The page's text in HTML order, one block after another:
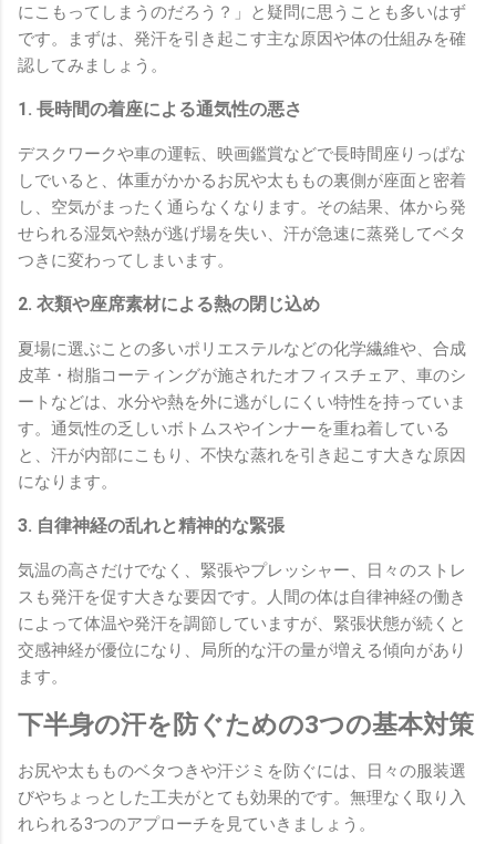
にこもってしまうのだろう？」と疑問に思うことも多いはず
です。まずは、発汗を引き起こす主な原因や体の仕組みを確
認してみましょう。
1. 長時間の着座による通気性の悪さ
デスクワークや車の運転、映画鑑賞などで長時間座りっぱな
しでいると、体重がかかるお尻や太ももの裏側が座面と密着
し、空気がまったく通らなくなります。その結果、体から発
せられる湿気や熱が逃げ場を失い、汗が急速に蒸発してベタ
つきに変わってしまいます。
2. 衣類や座席素材による熱の閉じ込め
夏場に選ぶことの多いポリエステルなどの化学繊維や、合成
皮革・樹脂コーティングが施されたオフィスチェア、車のシ
ートなどは、水分や熱を外に逃がしにくい特性を持っていま
す。通気性の乏しいボトムスやインナーを重ね着している
と、汗が内部にこもり、不快な蒸れを引き起こす大きな原因
になります。
3. 自律神経の乱れと精神的な緊張
気温の高さだけでなく、緊張やプレッシャー、日々のストレ
スも発汗を促す大きな要因です。人間の体は自律神経の働き
によって体温や発汗を調節していますが、緊張状態が続くと
交感神経が優位になり、局所的な汗の量が増える傾向があり
ます。
下半身の汗を防ぐための3つの基本対策
お尻や太もものベタつきや汗ジミを防ぐには、日々の服装選
びやちょっとした工夫がとても効果的です。無理なく取り入
れられる3つのアプローチを見ていきましょう。